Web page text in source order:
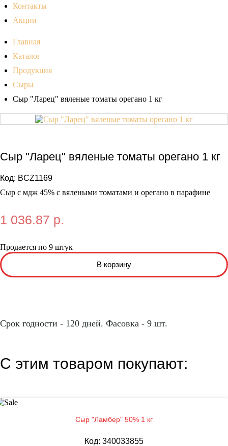
Контакты
Акции
Главная
Каталог
Продукция
Сыры
Сыр "Ларец" вяленые томаты орегано 1 кг
Сыр "Ларец" вяленые томаты орегано 1 кг
Код: BCZ1169
Сыр с мдж 45% с вялеными томатами и орегано в парафине
1 036.87 р.
Продается по 9 штук
Срок годности - 120 дней. Фасовка - 9 шт.
С этим товаром покупают:
Сыр "Ламбер" 50% 1 кг
Код: 340033855